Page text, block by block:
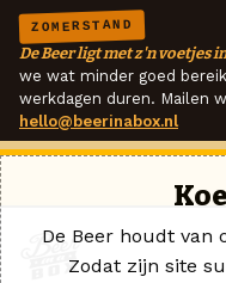
ZOMERSTAND
De Beer ligt met z'n voetjes
we wat minder goed
werkdagen duren. Mailen
hello@beerinabox.nl
De Beer houdt van
Zodat zijn site